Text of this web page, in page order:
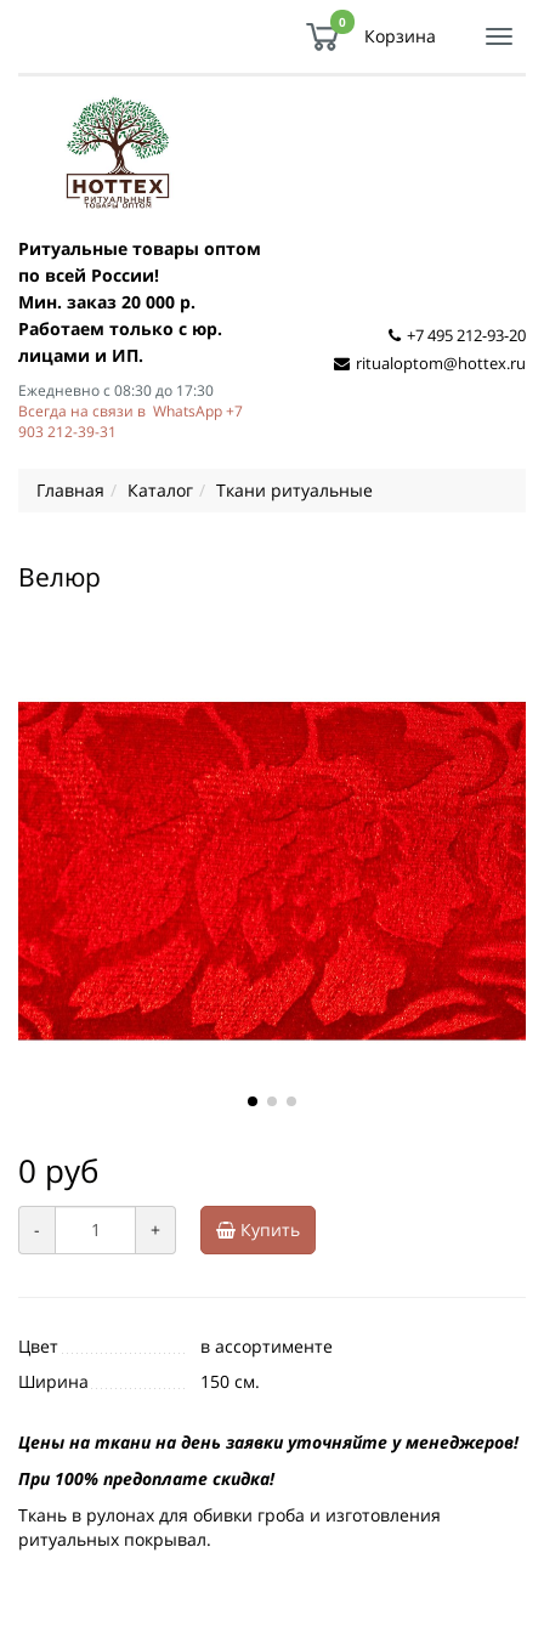
0
Корзина
Ритуальные товары оптом
по всей России!
Мин. заказ 20 000 р.
Работаем только с юр.
лицами и ИП.
Ежедневно с 08:30 до 17:30
Всегда на связи в WhatsApp +7
903 212-39-31
+7 495 212-93-20
ritualoptom@hottex.ru
Главная Каталог Ткани ритуальные
Велюр
0 руб
- + Купить
Цвет
в ассортименте
Ширина
150 см.
Цены на ткани на день заявки уточняйте у менеджеров!
При 100% предоплате скидка!
Ткань в рулонах для обивки гроба и изготовления
ритуальных покрывал.